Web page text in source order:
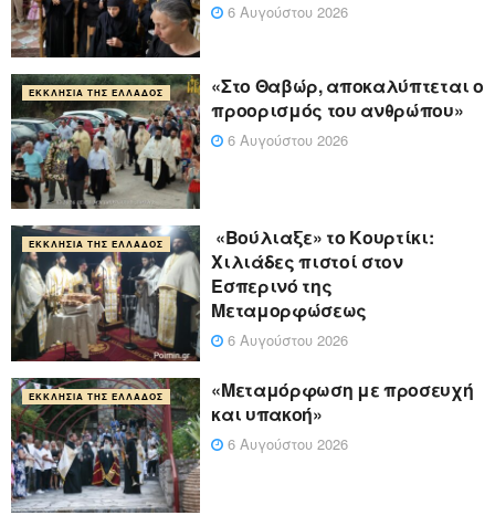
6 Αυγούστου 2026
ΕΚΚΛΗΣΊΑ ΤΗΣ ΕΛΛΆΔΟΣ
«Στο Θαβώρ, αποκαλύπτεται ο
προορισμός του ανθρώπου»
6 Αυγούστου 2026
ΕΚΚΛΗΣΊΑ ΤΗΣ ΕΛΛΆΔΟΣ
«Βούλιαξε» το Κουρτίκι:
Χιλιάδες πιστοί στον
Εσπερινό της
Μεταμορφώσεως
6 Αυγούστου 2026
ΕΚΚΛΗΣΊΑ ΤΗΣ ΕΛΛΆΔΟΣ
«Μεταμόρφωση με προσευχή
και υπακοή»
6 Αυγούστου 2026